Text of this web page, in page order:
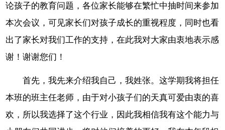
论孩子的教育问题，各位家长能够在繁忙中抽时间来参加
本次会议，可见家长们对孩子成长的重视程度，同时也看
出了家长对我们工作的支持，在此我对大家由衷地表示感
谢！谢谢您们！
首先，我先来介绍我自己，我姓张。这学期我将担任
本班的班主任老师，由于对小孩子们的天真可爱由衷的喜
欢，所以我选择了这个行业，因此我相信我有这个能力与